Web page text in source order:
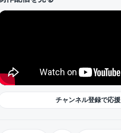
チャンネル登録で応援